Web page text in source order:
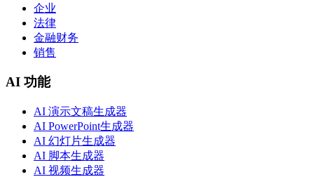
企业
法律
金融财务
销售
AI 功能
AI 演示文稿生成器
AI PowerPoint生成器
AI 幻灯片生成器
AI 脚本生成器
AI 视频生成器